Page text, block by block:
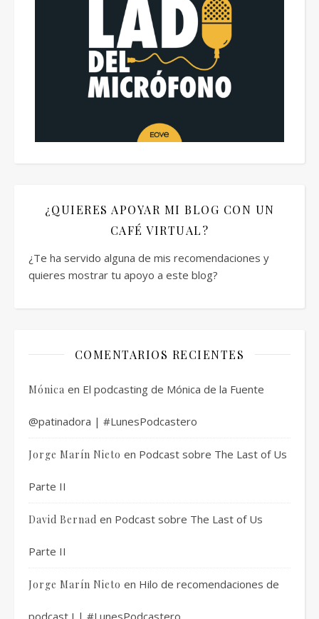
¿QUIERES APOYAR MI BLOG CON UN
CAFÉ VIRTUAL?
¿Te ha servido alguna de mis recomendaciones y
quieres mostrar tu apoyo a este blog?
COMENTARIOS RECIENTES
Mónica en El podcasting de Mónica de la Fuente
@patinadora | #LunesPodcastero
Jorge Marín Nieto en Podcast sobre The Last of Us
Parte II
David Bernad en Podcast sobre The Last of Us
Parte II
Jorge Marín Nieto en Hilo de recomendaciones de
podcast I | #LunesPodcastero